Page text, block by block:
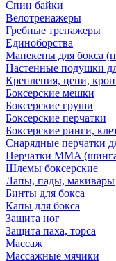
Спин байки
Велотренажеры
Гребные тренажеры
Единоборства
Манекены для бокса
Настенные подушки
Крепления, цепи,
Боксерские мешки
Боксерские груши
Боксерские перчатки
Боксерские ринги,
Снарядные перчатки
Перчатки MMA
Шлемы боксерские
Лапы, пады, макивары
Бинты для бокса
Капы для бокса
Защита ног
Защита паха, торса
Массаж
Массажные мячики